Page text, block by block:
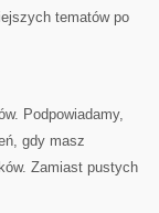
tematów po
Podpowiadamy,
gdy masz
Zamiast pustych